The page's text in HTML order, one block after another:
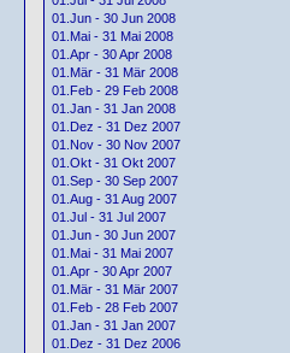
01.Jun - 30 Jun 2008
01.Mai - 31 Mai 2008
01.Apr - 30 Apr 2008
01.Mär - 31 Mär 2008
01.Feb - 29 Feb 2008
01.Jan - 31 Jan 2008
01.Dez - 31 Dez 2007
01.Nov - 30 Nov 2007
01.Okt - 31 Okt 2007
01.Sep - 30 Sep 2007
01.Aug - 31 Aug 2007
01.Jul - 31 Jul 2007
01.Jun - 30 Jun 2007
01.Mai - 31 Mai 2007
01.Apr - 30 Apr 2007
01.Mär - 31 Mär 2007
01.Feb - 28 Feb 2007
01.Jan - 31 Jan 2007
01.Dez - 31 Dez 2006